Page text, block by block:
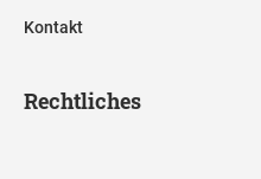
Kontakt
Rechtliches